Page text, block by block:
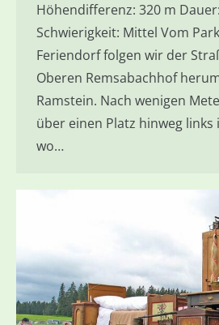
Höhendifferenz: 320 m
Schwierigkeit: Mittel Vom
Feriendorf folgen wir der
Oberen Remsabachhof
Ramstein. Nach wenigen
über einen Platz hinweg links
wo…